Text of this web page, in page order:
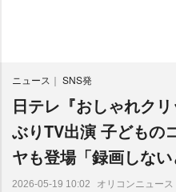
ニュース SNS発
日テレ『おしゃれク
ぶりTV出演 子どもの
ヤも登場「録画しない
2026-05-19 10:02 オリコンニュース